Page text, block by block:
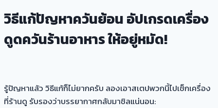
วิธีแก้ปัญหาควันย้อน อัปเกรดเครื่อง
ดูดควันร้านอาหาร ให้อยู่หมัด!
รู้ปัญหาแล้ว วิธีแก้ก็ไม่ยากครับ ลองเอาสเตปพวกนี้ไปเช็กเครื่อง
ที่ร้านดู รับรองว่าบรรยากาศกลับมาชิลแน่นอน: